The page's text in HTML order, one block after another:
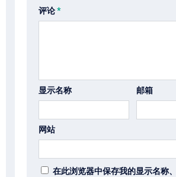
评论*
显示名称 邮箱
网站
在此浏览器中保存我的显示名称